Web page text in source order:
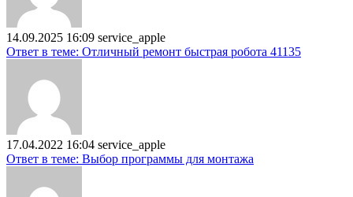
14.09.2025 16:09 service_apple
Ответ в теме: Отличный ремонт быстрая робота 41135
17.04.2022 16:04 service_apple
Ответ в теме: Выбор программы для монтажа